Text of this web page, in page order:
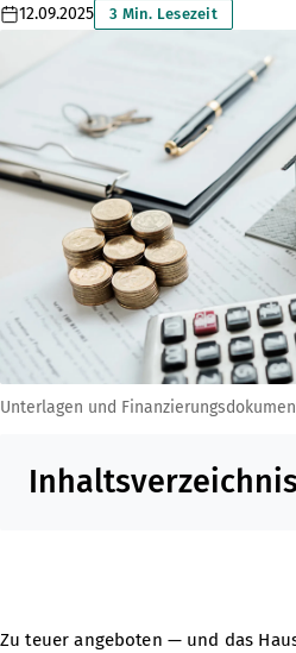
12.09.2025 3 Min. Lesezeit
Unterlagen und
Zu teuer angeboten — und das